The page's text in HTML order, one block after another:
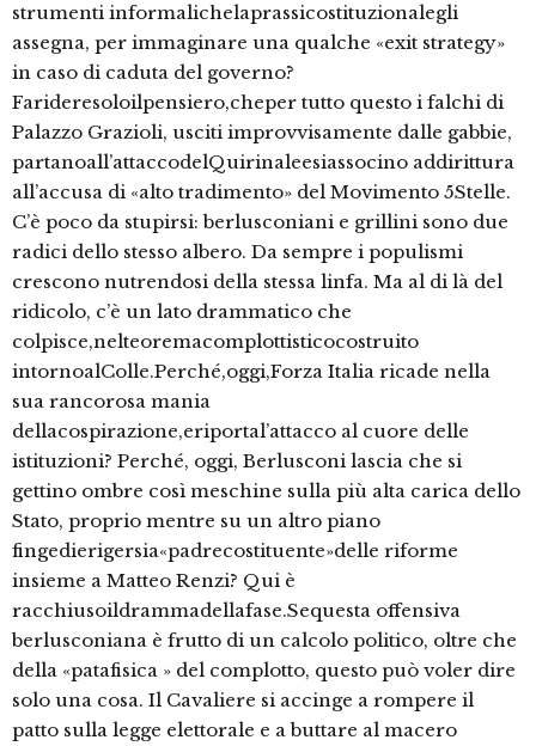
strumenti informalichelaprassicostituzionalegli
assegna, per immaginare una qualche «exit strategy»
in caso di caduta del governo?
Farideresoloilpensiero,cheper tutto questo i falchi di
Palazzo Grazioli, usciti improvvisamente dalle gabbie,
partanoall’attaccodelQuirinaleesiassocino addirittura
all’accusa di «alto tradimento» del Movimento 5Stelle.
C’è poco da stupirsi: berlusconiani e grillini sono due
radici dello stesso albero. Da sempre i populismi
crescono nutrendosi della stessa linfa. Ma al di là del
ridicolo, c’è un lato drammatico che
colpisce,nelteoremacomplottisticocostruito
intornoalColle.Perché,oggi,Forza Italia ricade nella
sua rancorosa mania
dellacospirazione,eriportal’attacco al cuore delle
istituzioni? Perché, oggi, Berlusconi lascia che si
gettino ombre così meschine sulla più alta carica dello
Stato, proprio mentre su un altro piano
fingedierigersia«padrecostituente»delle riforme
insieme a Matteo Renzi? Qui è
racchiusoildrammadellafase.Sequesta offensiva
berlusconiana è frutto di un calcolo politico, oltre che
della «patafisica » del complotto, questo può voler dire
solo una cosa. Il Cavaliere si accinge a rompere il
patto sulla legge elettorale e a buttare al macero